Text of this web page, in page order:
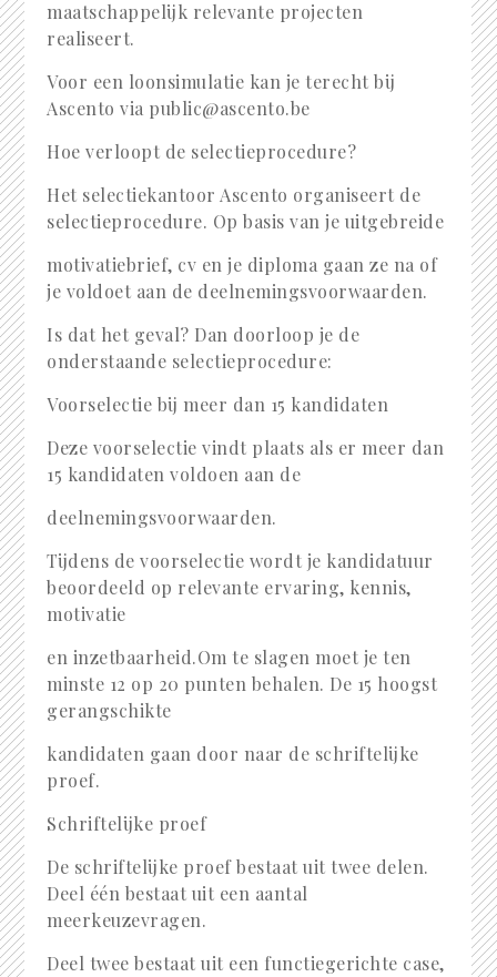
maatschappelijk relevante projecten
realiseert.
Voor een loonsimulatie kan je terecht bij
Ascento via public@ascento.be
Hoe verloopt de selectieprocedure?
Het selectiekantoor Ascento organiseert de
selectieprocedure. Op basis van je uitgebreide
motivatiebrief, cv en je diploma gaan ze na of
je voldoet aan de deelnemingsvoorwaarden.
Is dat het geval? Dan doorloop je de
onderstaande selectieprocedure:
Voorselectie bij meer dan 15 kandidaten
Deze voorselectie vindt plaats als er meer dan
15 kandidaten voldoen aan de
deelnemingsvoorwaarden.
Tijdens de voorselectie wordt je kandidatuur
beoordeeld op relevante ervaring, kennis,
motivatie
en inzetbaarheid.Om te slagen moet je ten
minste 12 op 20 punten behalen. De 15 hoogst
gerangschikte
kandidaten gaan door naar de schriftelijke
proef.
Schriftelijke proef
De schriftelijke proef bestaat uit twee delen.
Deel één bestaat uit een aantal
meerkeuzevragen.
Deel twee bestaat uit een functiegerichte case,